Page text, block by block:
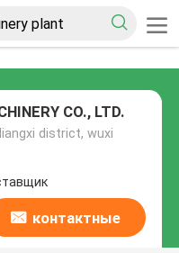
CO., LTD.
district, wuxi
контактные